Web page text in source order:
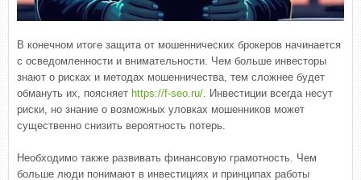
В конечном итоге защита от мошеннических брокеров начинается
с осведомленности и внимательности. Чем больше инвесторы
знают о рисках и методах мошенничества, тем сложнее будет
обмануть их, поясняет https://f-seo.ru/. Инвестиции всегда несут
риски, но знание о возможных уловках мошенников может
существенно снизить вероятность потерь.
Необходимо также развивать финансовую грамотность. Чем
больше люди понимают в инвестициях и принципах работы